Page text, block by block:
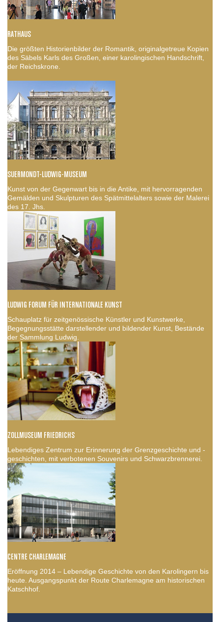
RATHAUS
Die größten Historienbilder der Romantik, originalgetreue Kopien
des Säbels Karls des Großen, einer karolingischen Handschrift,
der Reichskrone.
SUERMONDT-LUDWIG-MUSEUM
Kunst von der Gegenwart bis in die Antike, mit hervorragenden
Gemälden und Skulpturen des Spätmittelalters sowie der Malerei
des 17. Jhs.
LUDWIG FORUM FÜR INTERNATIONALE KUNST
Schauplatz für zeitgenössische Künstler und Kunstwerke,
Begegnungsstätte darstellender und bildender Kunst, Bestände
der Sammlung Ludwig.
ZOLLMUSEUM FRIEDRICHS
Lebendiges Zentrum zur Erinnerung der Grenzgeschichte und -
geschichten, mit verbotenen Souvenirs und Schwarzbrennerei.
CENTRE CHARLEMAGNE
Eröffnung 2014 – Lebendige Geschichte von den Karolingern bis
heute. Ausgangspunkt der Route Charlemagne am historischen
Katschhof.